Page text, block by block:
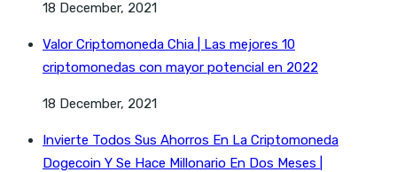
18 December, 2021
Valor Criptomoneda Chia | Las mejores 10
criptomonedas con mayor potencial en 2022
18 December, 2021
Invierte Todos Sus Ahorros En La Criptomoneda
Dogecoin Y Se Hace Millonario En Dos Meses |